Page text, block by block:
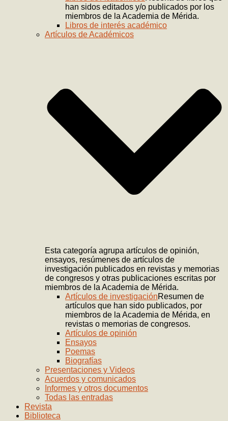
han sidos editados y/o publicados por los
miembros de la Academia de Mérida.
Libros de interés académico
Artículos de Académicos
Esta categoría agrupa artículos de opinión,
ensayos, resúmenes de artículos de
investigación publicados en revistas y memorias
de congresos y otras publicaciones escritas por
miembros de la Academia de Mérida.
Artículos de investigaciónResumen de
artículos que han sido publicados, por
miembros de la Academia de Mérida, en
revistas o memorias de congresos.
Artículos de opinión
Ensayos
Poemas
Biografías
Presentaciones y Videos
Acuerdos y comunicados
Informes y otros documentos
Todas las entradas
Revista
Biblioteca